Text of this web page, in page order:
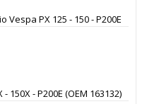
PX 125 - 150 - P200E
150X - P200E (OEM 163132)